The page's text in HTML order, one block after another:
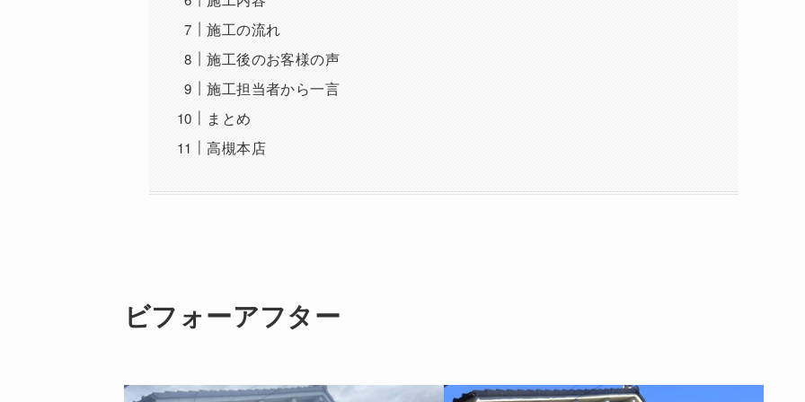
施工の流れ
施工後のお客様の声
施工担当者から一言
まとめ
高槻本店
ビフォーアフター